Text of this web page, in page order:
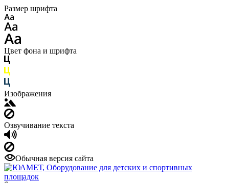
Размер шрифта
Цвет фона и шрифта
Изображения
Озвучивание текста
Обычная версия сайта